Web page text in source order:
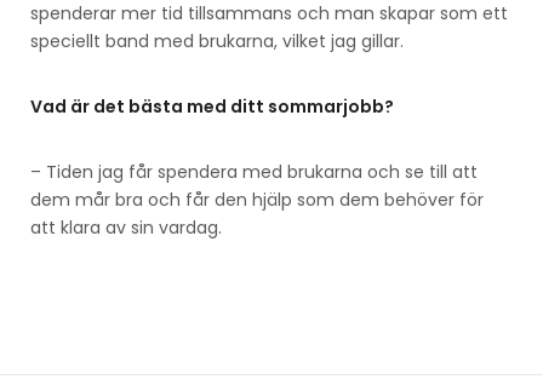
spenderar mer tid tillsammans och man skapar som ett
speciellt band med brukarna, vilket jag gillar.
Vad är det bästa med ditt sommarjobb?
– Tiden jag får spendera med brukarna och se till att
dem mår bra och får den hjälp som dem behöver för
att klara av sin vardag.